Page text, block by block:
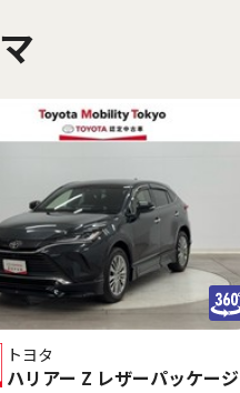
トヨタ
ハリアー Z レザーパッケージ